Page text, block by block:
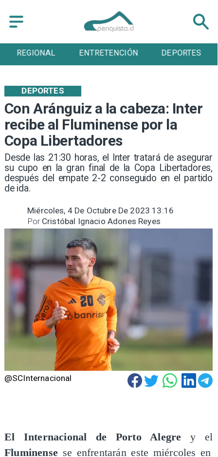
ENTRETENCIÓN DEPORTES CULTURA
Con Aránguiz a la cabeza: Inter
recibe al Fluminense por la
Copa Libertadores
Desde las 21:30 horas, el Inter tratará de asegurar
su cupo en la gran final de la Copa Libertadores,
después del empate 2-2 conseguido en el partido
de ida.
DEPORTES
Miércoles, 4 De Octubre De 2023 13:16
Cristóbal Ignacio Adones Reyes
Por
@SCInternacional
El Internacional de Porto Alegre y el
Fluminensese enfrentarán este miércoles en